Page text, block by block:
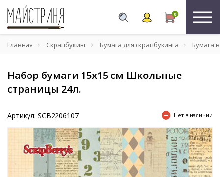
0
Главная Скрапбукинг Бумага для скрапбукинга Бумага
Набор бумаги 15х15 см Школьные
страницы 24л.
Артикул: SCB2206107 Нет в наличии